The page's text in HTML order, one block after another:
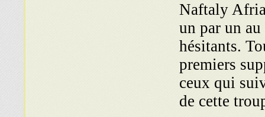
Naftaly
un par un
hésitants.
premiers
ceux qui
de cette